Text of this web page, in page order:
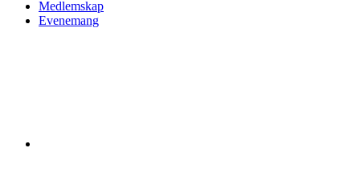
Medlemskap
Evenemang